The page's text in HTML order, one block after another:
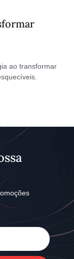
ao transformar